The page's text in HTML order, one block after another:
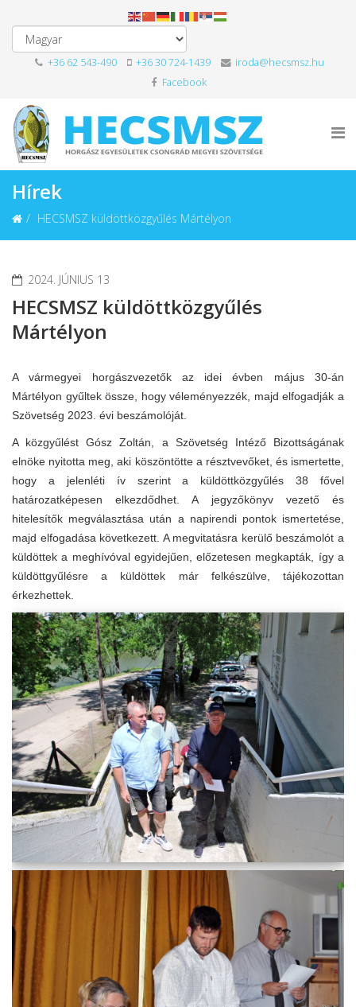
+36 62 543-490 +36 30 724-1439
iroda@hecsmsz.hu
Facebook
Hírek
HECSMSZ küldöttközgyűlés Mártélyon
2024. JÚNIUS 13
HECSMSZ küldöttközgyűlés
Mártélyon
A vármegyei horgászvezetők az idei évben május 30-án
Mártélyon gyűltek össze, hogy véleményezzék, majd elfogadják a
Szövetség 2023. évi beszámolóját.
A közgyűlést Gósz Zoltán, a Szövetség Intéző Bizottságának
elnöke nyitotta meg, aki köszöntötte a résztvevőket, és ismertette,
hogy a jelenléti ív szerint a küldöttközgyűlés 38 fővel
határozatképesen elkezdődhet. A jegyzőkönyv vezető és
hitelesítők megválasztása után a napirendi pontok ismertetése,
majd elfogadása következett. A megvitatásra kerülő beszámolót a
küldöttek a meghívóval egyidejűen, előzetesen megkapták, így a
küldöttgyűlésre a küldöttek már felkészülve, tájékozottan
érkezhettek.